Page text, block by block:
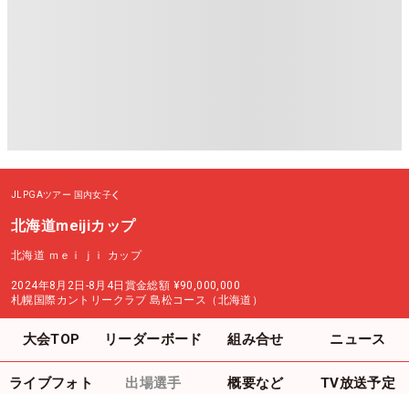
JLPGAツアー 国内女子
北海道meijiカップ
北海道 ｍｅｉｊｉ カップ
2024年8月2日-8月4日 賞金総額 ¥90,000,000
札幌国際カントリークラブ 島松コース（北海道）
大会TOP リーダーボード 組み合せ ニュース
ライブフォト 出場選手 概要など TV放送予定